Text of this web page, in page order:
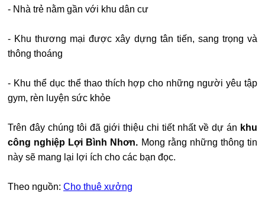
- Nhà trẻ nằm gần với khu dân cư
- Khu thương mại được xây dựng tân tiến, sang trọng và
thông thoáng
- Khu thể dục thể thao thích hợp cho những người yêu tập
gym, rèn luyện sức khỏe
Trên đây chúng tôi đã giới thiệu chi tiết nhất về dự án khu
công nghiệp Lợi Bình Nhơn. Mong rằng những thông tin
này sẽ mang lại lợi ích cho các bạn đọc.
Theo nguồn: Cho thuê xưởng